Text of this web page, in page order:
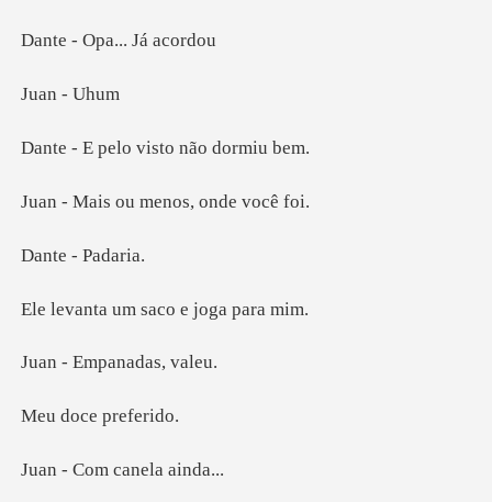
Opa... J
n -
lo visto não
ou menos, on
- Pa
um saco e jo
mpanadas
ce pre
om canel